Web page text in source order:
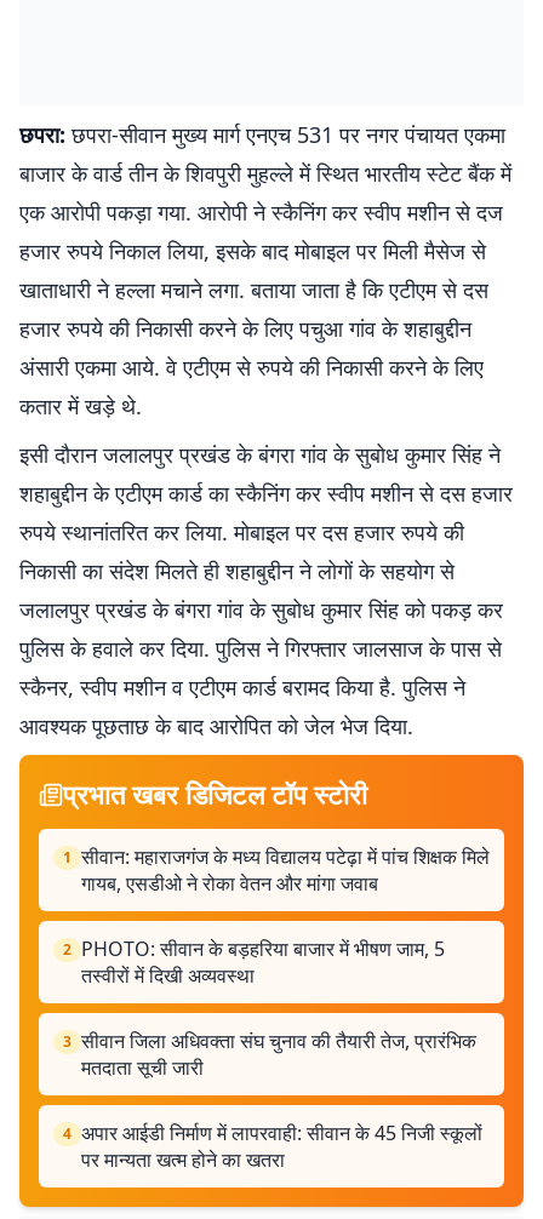
छपरा:छपरा-सीवान मुख्य मार्ग एनएच 531 पर नगर पंचायत एकमा
बाजार के वार्ड तीन के शिवपुरी मुहल्ले में स्थित भारतीय स्टेट बैंक में
एक आरोपी पकड़ा गया. आरोपी ने स्कैनिंग कर स्वीप मशीन से दज
हजार रुपये निकाल लिया, इसके बाद मोबाइल पर मिली मैसेज से
खाताधारी ने हल्ला मचाने लगा. बताया जाता है कि एटीएम से दस
हजार रुपये की निकासी करने के लिए पचुआ गांव के शहाबुद्दीन
अंसारी एकमा आये. वे एटीएम से रुपये की निकासी करने के लिए
कतार में खड़े थे.
इसी दौरान जलालपुर प्रखंड के बंगरा गांव के सुबोध कुमार सिंह ने
शहाबुद्दीन के एटीएम कार्ड का स्कैनिंग कर स्वीप मशीन से दस हजार
रुपये स्थानांतरित कर लिया. मोबाइल पर दस हजार रुपये की
निकासी का संदेश मिलते ही शहाबुद्दीन ने लोगों के सहयोग से
जलालपुर प्रखंड के बंगरा गांव के सुबोध कुमार सिंह को पकड़ कर
पुलिस के हवाले कर दिया. पुलिस ने गिरफ्तार जालसाज के पास से
स्कैनर, स्वीप मशीन व एटीएम कार्ड बरामद किया है. पुलिस ने
आवश्यक पूछताछ के बाद आरोपित को जेल भेज दिया.
प्रभात खबर डिजिटल टॉप स्टोरी
1 सीवान: महाराजगंज के मध्य विद्यालय पटेढ़ा में पांच शिक्षक मिले
गायब, एसडीओ ने रोका वेतन और मांगा जवाब
2 PHOTO: सीवान के बड़हरिया बाजार में भीषण जाम, 5
तस्वीरों में दिखी अव्यवस्था
3 सीवान जिला अधिवक्ता संघ चुनाव की तैयारी तेज, प्रारंभिक
मतदाता सूची जारी
4 अपार आईडी निर्माण में लापरवाही: सीवान के 45 निजी स्कूलों
पर मान्यता खत्म होने का खतरा